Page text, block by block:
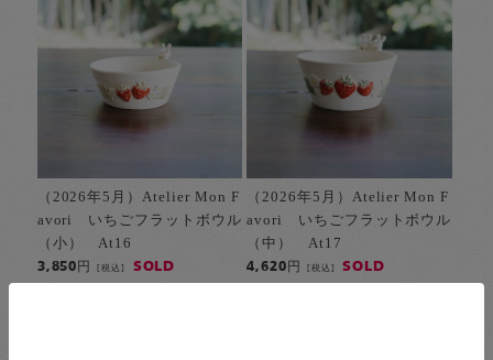
（2026年5月）Atelier Mon F
avori いちごフラットボウル
（小） At16
3,850円[税込] SOLD
（2026年5月）Atelier Mon F
avori いちごフラットボウル
（中） At17
4,620円 [税込] SOLD